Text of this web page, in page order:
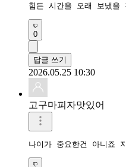
힘든 시간을 오래 보냈을
0
답글 쓰기
2026.05.25 10:30
고구마피자맛있어
나이가 중요한건 아니죠